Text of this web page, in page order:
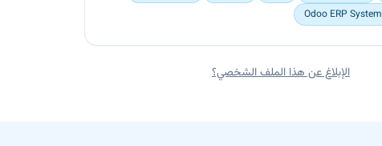
Odoo ERP System
الإبلاغ عن هذا الملف الشخصي؟